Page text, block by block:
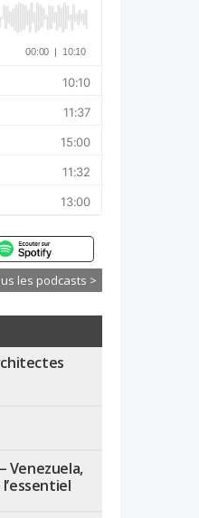
les podcasts >
Venezuela,